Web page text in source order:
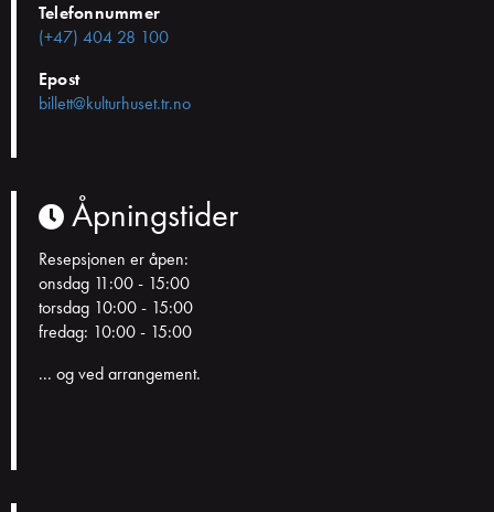
Telefonnummer
(+47) 404 28 100
Epost
billett@kulturhuset.tr.no
Åpningstider
Resepsjonen er åpen:
onsdag 11:00 - 15:00
torsdag 10:00 - 15:00
fredag: 10:00 - 15:00
... og ved arrangement.